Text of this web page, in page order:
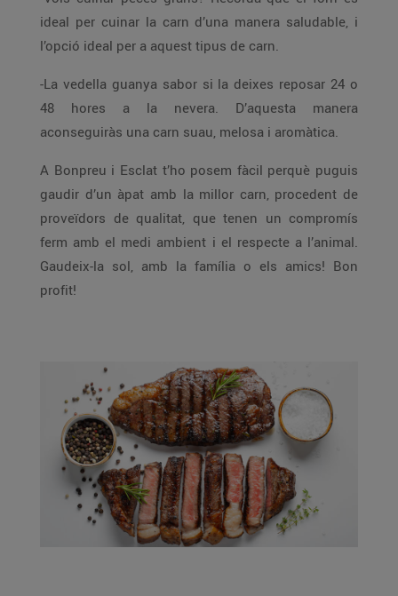
ideal per cuinar la carn d’una manera saludable, i
l’opció ideal per a aquest tipus de carn.
-La vedella guanya sabor si la deixes reposar 24 o
48 hores a la nevera. D’aquesta manera
aconseguiràs una carn suau, melosa i aromàtica.
A Bonpreu i Esclat t’ho posem fàcil perquè puguis
gaudir d’un àpat amb la millor carn, procedent de
proveïdors de qualitat, que tenen un compromís
ferm amb el medi ambient i el respecte a l’animal.
Gaudeix-la sol, amb la família o els amics! Bon
profit!